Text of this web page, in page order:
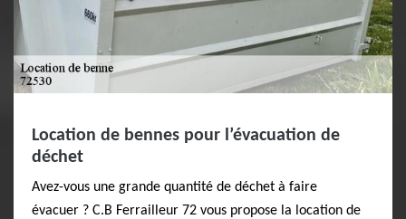
Location de bennes pour l’évacuation de
déchet
Avez-vous une grande quantité de déchet à faire
évacuer ? C.B Ferrailleur 72 vous propose la location de